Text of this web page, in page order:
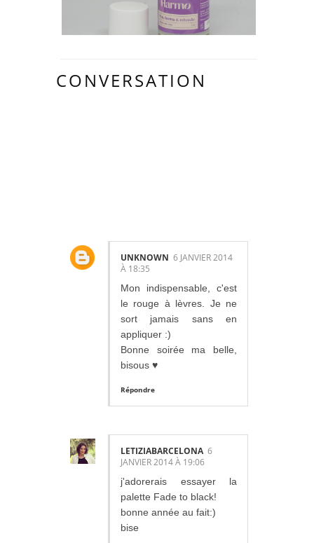
CONVERSATION
UNKNOWN 6 JANVIER 2014
À 18:35
Mon indispensable, c'est
le rouge à lèvres. Je ne
sort jamais sans en
appliquer :)
Bonne soirée ma belle,
bisous ♥
Répondre
LETIZIABARCELONA 6
JANVIER 2014 À 19:06
j'adorerais essayer la
palette Fade to black!
bonne année au fait:)
bise